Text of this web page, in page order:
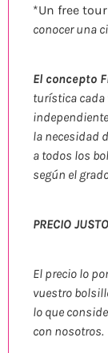
*Un free
conocer una
El concepto
turística cada
la necesidad
a todos los
según el
PRECIO JUSTO
El precio lo
vuestro
lo que
con nosotros.